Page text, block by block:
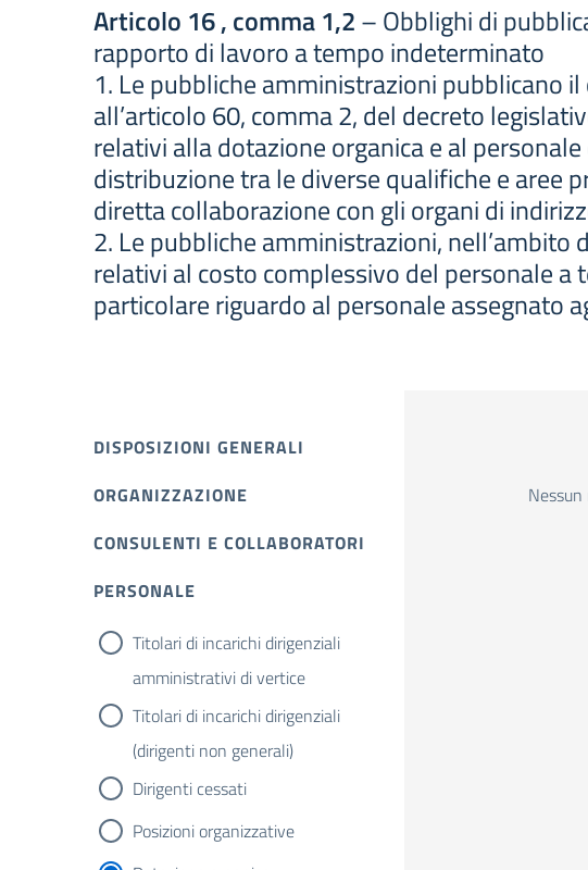
Articolo 16 , comma 1,2– Obblighi di
rapporto di lavoro a tempo indeterminato
1. Le pubbliche amministrazioni pubblicano
all’articolo 60, comma 2, del decreto
relativi alla dotazione organica e al
distribuzione tra le diverse qualifiche e aree
diretta collaborazione con gli organi di
2. Le pubbliche amministrazioni,
relativi al costo complessivo del personale
particolare riguardo al personale assegnato
DISPOSIZIONI GENERALI
ORGANIZZAZIONE
CONSULENTI E COLLABORATORI
PERSONALE
Titolari di incarichi dirigenziali
amministrativi di vertice
Titolari di incarichi dirigenziali
(dirigenti non generali)
Dirigenti cessati
Posizioni organizzative